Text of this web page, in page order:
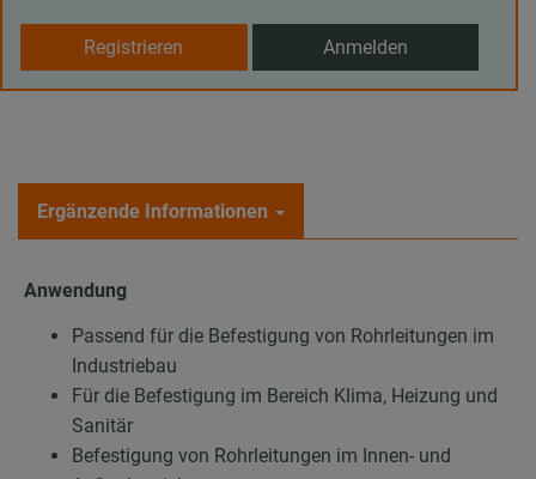
Registrieren Anmelden
Ergänzende Informationen
Anwendung
Passend für die Befestigung von Rohrleitungen im
Industriebau
Für die Befestigung im Bereich Klima, Heizung und
Sanitär
Befestigung von Rohrleitungen im Innen- und